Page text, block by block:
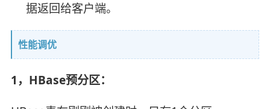
据返回给客户端。
性能调优
1，HBase预分区：